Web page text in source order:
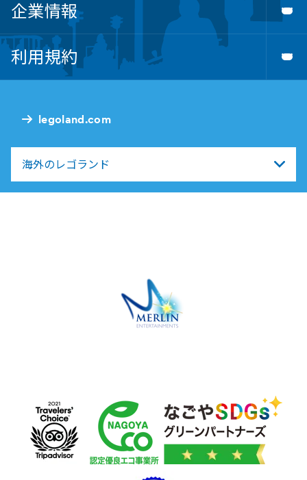
legoland.com
海外のレゴランド
企業情報
利用規約